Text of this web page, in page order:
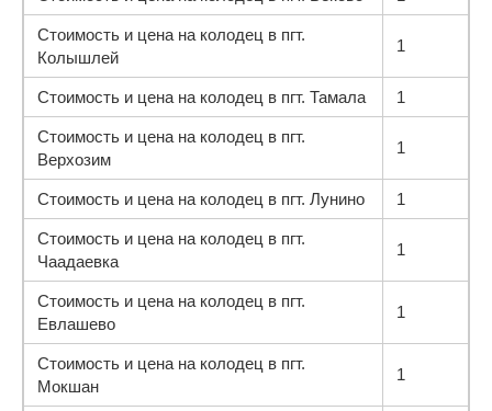
Стоимость и цена на колодец в пгт.
Колышлей
1
Стоимость и цена на колодец в пгт. Тамала 1
Стоимость и цена на колодец в пгт.
Верхозим
1
Стоимость и цена на колодец в пгт. Лунино 1
Стоимость и цена на колодец в пгт.
Чаадаевка
1
Стоимость и цена на колодец в пгт.
Евлашево
1
Стоимость и цена на колодец в пгт.
Мокшан
1